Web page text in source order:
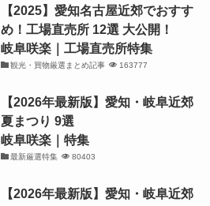
【2025】愛知名古屋近郊でおすす
め！工場直売所 12選 大公開！
岐阜咲楽｜工場直売所特集
観光・買物厳選まとめ記事 163777
【2026年最新版】愛知・岐阜近郊
夏まつり 9選
岐阜咲楽｜特集
最新厳選特集 80403
【2026年最新版】愛知・岐阜近郊